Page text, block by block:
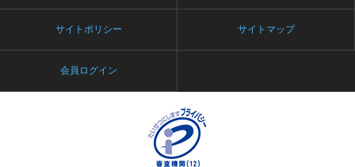
サイトポリシー サイトマップ
会員ログイン